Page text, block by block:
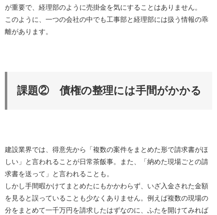
が重要で、経理部のように売掛金を気にすることはありません。
このように、一つの会社の中でも工事部と経理部には扱う情報の乖
離があります。
課題② 債権の整理には手間がかかる
建設業界では、得意先から「複数の案件をまとめた形で請求書がほ
しい」と言われることが日常茶飯事。また、「納めた現場ごとの請
求書を送って」と言われることも。
しかし手間暇かけてまとめたにもかかわらず、いざ入金された金額
を見ると誤っていることも少なくありません。例えば複数の現場の
分をまとめて一千万円を請求したはずなのに、ふたを開けてみれば